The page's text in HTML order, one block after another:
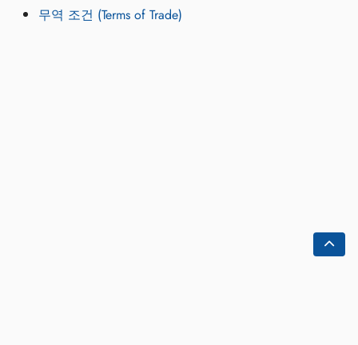
무역 조건 (Terms of Trade)